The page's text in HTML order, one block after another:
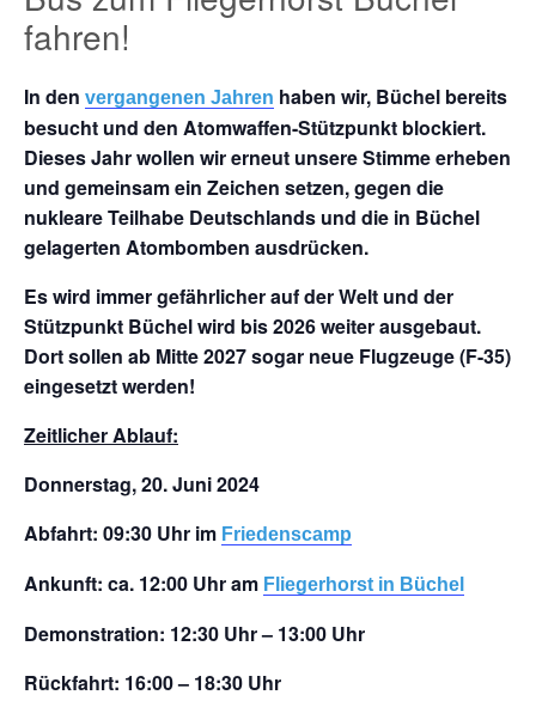
fahren!
In den vergangenen Jahren haben wir, Büchel bereits
besucht und den Atomwaffen-Stützpunkt blockiert.
Dieses Jahr wollen wir erneut unsere Stimme erheben
und gemeinsam ein Zeichen setzen, gegen die
nukleare Teilhabe Deutschlands und die in Büchel
gelagerten Atombomben ausdrücken.
Es wird immer gefährlicher auf der Welt und der
Stützpunkt Büchel wird bis 2026 weiter ausgebaut.
Dort sollen ab Mitte 2027 sogar neue Flugzeuge (F-35)
eingesetzt werden!
Zeitlicher Ablauf:
Donnerstag, 20. Juni 2024
Abfahrt: 09:30 Uhr im Friedenscamp
Ankunft: ca. 12:00 Uhr am Fliegerhorst in Büchel
Demonstration: 12:30 Uhr – 13:00 Uhr
Rückfahrt: 16:00 – 18:30 Uhr